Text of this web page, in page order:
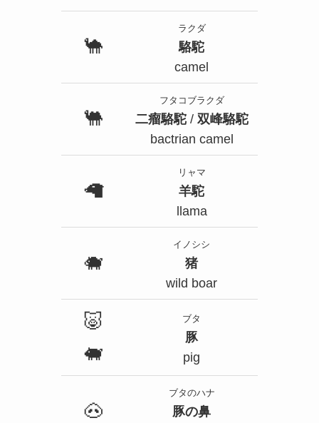
🐪
ラクダ
駱駝
camel
🐫
フタコブラクダ
二瘤駱駝/ 双峰駱駝
bactrian camel
🦙
リャマ
羊駝
llama
🐗
イノシシ
猪
wild boar
🐷
🐖
ブタ
豚
pig
🐽
ブタのハナ
豚の鼻